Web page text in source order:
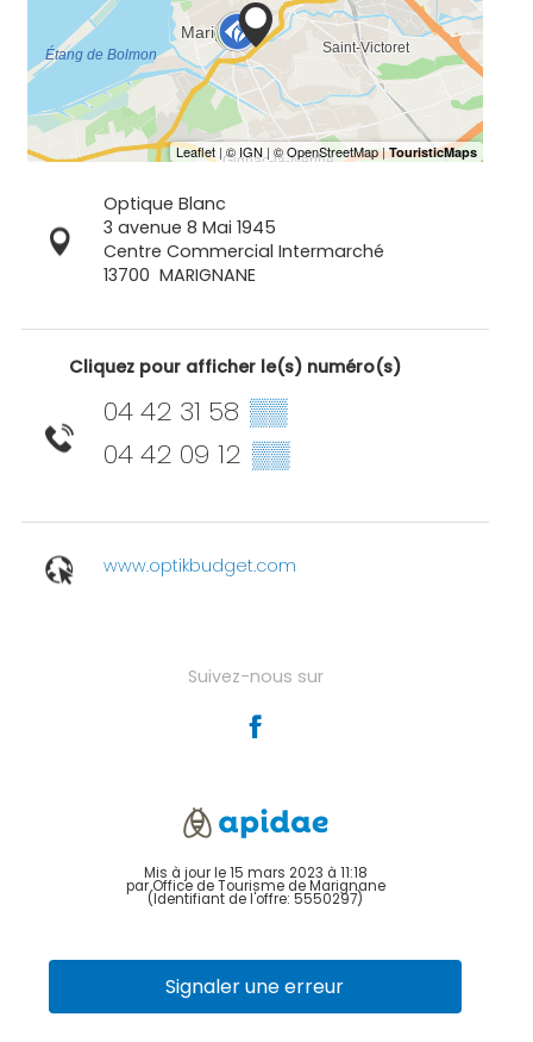
Optique Blanc
3 avenue 8 Mai 1945
Centre Commercial Intermarché
13700 MARIGNANE
Cliquez pour afficher le(s) numéro(s)
04 42 31 58 ▒▒
04 42 09 12 ▒▒
www.optikbudget.com
Suivez-nous sur
Mis à jour le 15 mars 2023 à 11:18
par Office de Tourisme de Marignane
(Identifiant de l'offre: 5550297)
Signaler une erreur